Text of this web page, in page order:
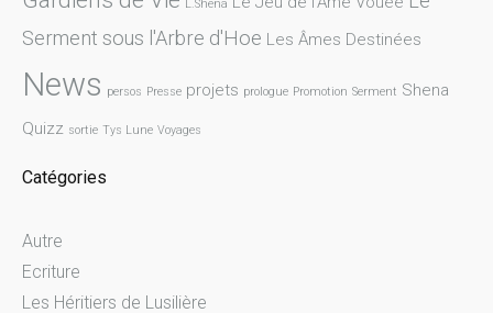
L.Shena
Serment sous l'Arbre d'Hoe Les Âmes Destinées
News persos Presse projets prologue Promotion Serment Shena
Quizz sortie Tys Lune Voyages
Catégories
Autre
Ecriture
Les Héritiers de Lusilière